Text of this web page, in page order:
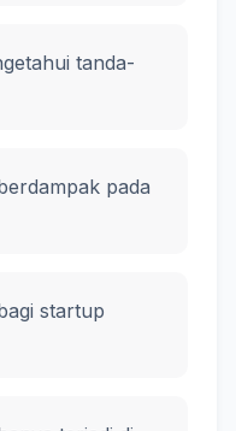
tanda-
pada
startup